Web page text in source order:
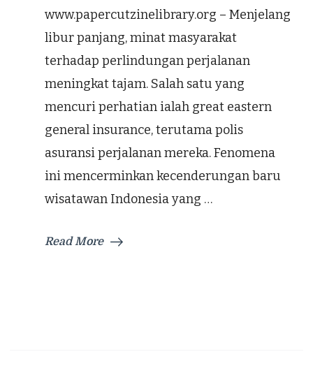
www.papercutzinelibrary.org – Menjelang
libur panjang, minat masyarakat
terhadap perlindungan perjalanan
meningkat tajam. Salah satu yang
mencuri perhatian ialah great eastern
general insurance, terutama polis
asuransi perjalanan mereka. Fenomena
ini mencerminkan kecenderungan baru
wisatawan Indonesia yang …
Read More